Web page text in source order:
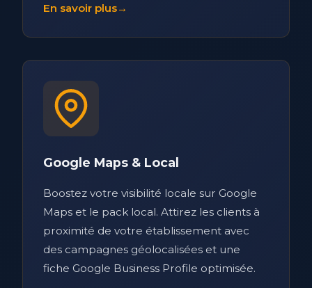
En savoir plus→
Google Maps & Local
Boostez votre visibilité locale sur Google
Maps et le pack local. Attirez les clients à
proximité de votre établissement avec
des campagnes géolocalisées et une
fiche Google Business Profile optimisée.